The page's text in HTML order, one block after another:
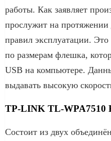
работы. Как заявляет
прослужит на
правил эксплуатации.
по размерам флешка,
USB на компьютере.
выдавать высокую
TP-LINK TL-WPA7510
Состоит из двух